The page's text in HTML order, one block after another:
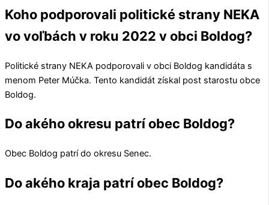
Koho podporovali politické strany NEKA
vo voľbách v roku 2022 v obci Boldog?
Politické strany NEKA podporovali v obci Boldog kandidáta s
menom Peter Múčka. Tento kandidát získal post starostu obce
Boldog.
Do akého okresu patrí obec Boldog?
Obec Boldog patrí do okresu Senec.
Do akého kraja patrí obec Boldog?